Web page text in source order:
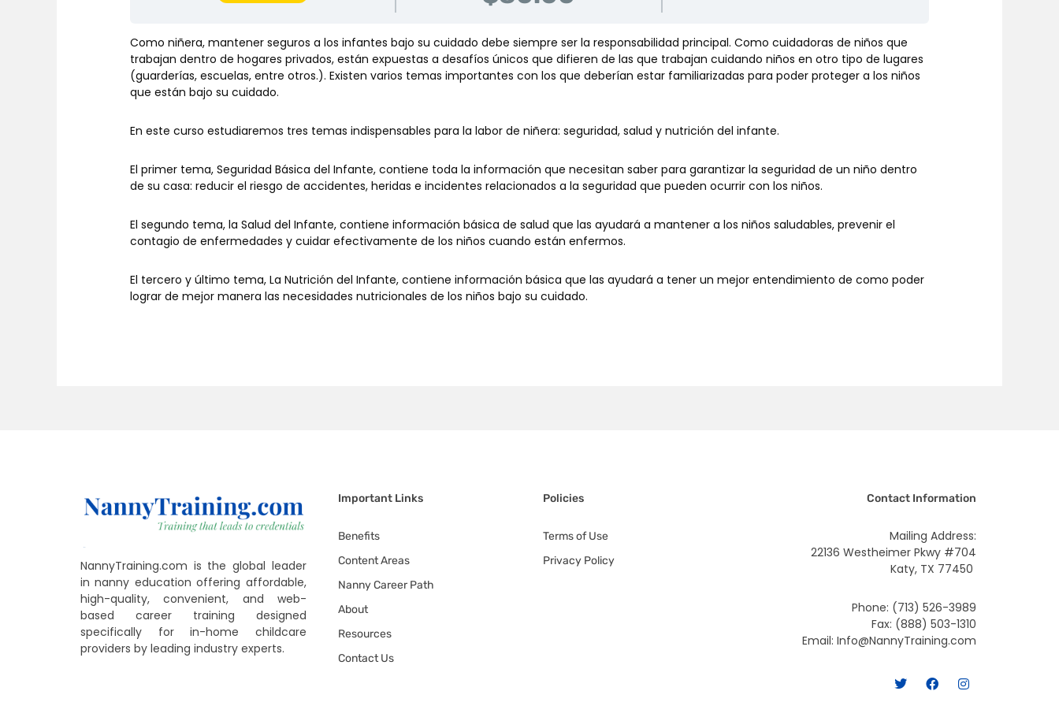
Como niñera, mantener seguros a los infantes bajo su cuidado debe siempre ser la responsabilidad principal. Como cuidadoras de niños que
trabajan dentro de hogares privados, están expuestas a desafíos únicos que difieren de las que trabajan cuidando niños en otro tipo de lugares
(guarderías, escuelas, entre otros.). Existen varios temas importantes con los que deberían estar familiarizadas para poder proteger a los niños
que están bajo su cuidado.
En este curso estudiaremos tres temas indispensables para la labor de niñera: seguridad, salud y nutrición del infante.
El primer tema, Seguridad Básica del Infante, contiene toda la información que necesitan saber para garantizar la seguridad de un niño dentro
de su casa: reducir el riesgo de accidentes, heridas e incidentes relacionados a la seguridad que pueden ocurrir con los niños.
El segundo tema, la Salud del Infante, contiene información básica de salud que las ayudará a mantener a los niños saludables, prevenir el
contagio de enfermedades y cuidar efectivamente de los niños cuando están enfermos.
El tercero y último tema, La Nutrición del Infante, contiene información básica que las ayudará a tener un mejor entendimiento de como poder
lograr de mejor manera las necesidades nutricionales de los niños bajo su cuidado.
NannyTraining.com is the global leader
in nanny education offering affordable,
high-quality, convenient, and web-
based career training designed
specifically for in-home childcare
providers by leading industry experts.
Important Links
Benefits
Content Areas
Nanny Career Path
About
Resources
Contact Us
Policies
Terms of Use
Privacy Policy
Contact Information
Mailing Address:
22136 Westheimer Pkwy #704
Katy, TX 77450
Phone: (713) 526-3989
Fax: (888) 503-1310
Email: Info@NannyTraining.com
T
w
F
a
I
n